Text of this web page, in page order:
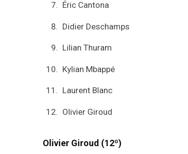
Éric Cantona
Didier Deschamps
Lilian Thuram
Kylian Mbappé
Laurent Blanc
Olivier Giroud
Olivier Giroud (12º)